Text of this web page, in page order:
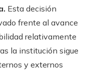
Esta decisión
frente al avance
relativamente
la institución sigue
y externos